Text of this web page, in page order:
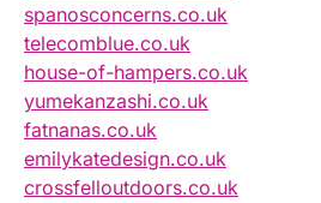
spanosconcerns.co.uk
telecomblue.co.uk
house-of-hampers.co.uk
yumekanzashi.co.uk
fatnanas.co.uk
emilykatedesign.co.uk
crossfelloutdoors.co.uk